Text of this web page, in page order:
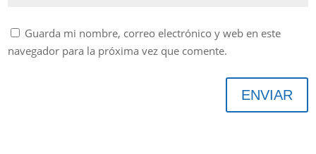
Guarda mi nombre, correo electrónico y web en este
navegador para la próxima vez que comente.
ENVIAR